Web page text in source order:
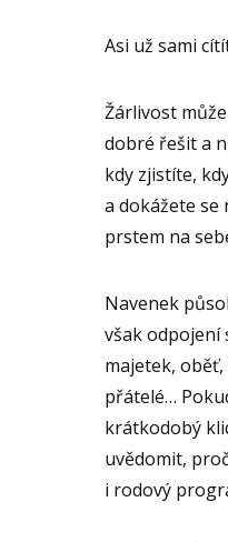
Asi už sami
Žárlivost
dobré řešit a
kdy zjistíte,
a dokážete
prstem na
Navenek
však odpojení
majetek,
přátelé…
krátkodobý
uvědomit,
i rodový